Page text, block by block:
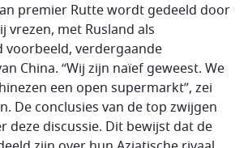
premier Rutte wordt gedeeld door
vrezen, met Rusland als
verdergaande
China. “Wij zijn naïef geweest. We
een open supermarkt”, zei
De conclusies van de top zwijgen
deze discussie. Dit bewijst dat de